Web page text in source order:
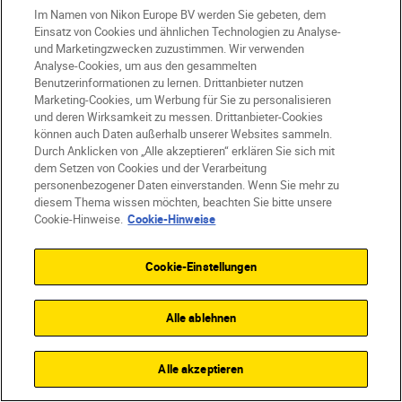
Firma
AT Nikon Sites
Datenschutzhinweis
Nutzungsbedingungen
Geschäftsbedingungen des Nikon Stores
Im Namen von Nikon Europe BV werden Sie gebeten, dem
Einsatz von Cookies und ähnlichen Technologien zu Analyse-
und Marketingzwecken zuzustimmen. Wir verwenden
Analyse-Cookies, um aus den gesammelten
Benutzerinformationen zu lernen. Drittanbieter nutzen
Marketing-Cookies, um Werbung für Sie zu personalisieren
und deren Wirksamkeit zu messen. Drittanbieter-Cookies
können auch Daten außerhalb unserer Websites sammeln.
Durch Anklicken von „Alle akzeptieren“ erklären Sie sich mit
dem Setzen von Cookies und der Verarbeitung
personenbezogener Daten einverstanden. Wenn Sie mehr zu
diesem Thema wissen möchten, beachten Sie bitte unsere
Cookie-Hinweise. Cookie-Hinweise
Cookie-Einstellungen
Alle ablehnen
Alle akzeptieren